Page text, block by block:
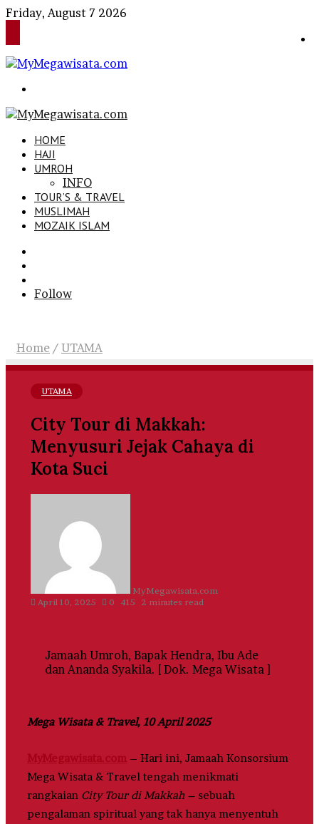
Friday, August 7 2026
HOME
HAJI
UMROH
INFO
TOUR’S & TRAVEL
MUSLIMAH
MOZAIK ISLAM
In
Follow
Home / UTAMA
UTAMA
City Tour di Makkah:
Menyusuri Jejak Cahaya di
Kota Suci
MyMegawisata.com
April 10, 2025 0 415 2 minutes read
Jamaah Umroh, Bapak Hendra, Ibu Ade
dan Ananda Syakila. [ Dok. Mega Wisata ]
Mega Wisata & Travel, 10 April 2025
MyMegawisata.com – Hari ini, Jamaah Konsorsium
Mega Wisata & Travel tengah menikmati
rangkaian City Tour di Makkah – sebuah
pengalaman spiritual yang tak hanya menyentuh